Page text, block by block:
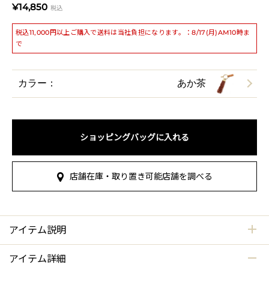
¥14,850 税込
税込11,000円以上ご購入で送料は当社負担になります。：8/17(月)AM10時ま
で
カラー： あか茶
ショッピングバッグに入れる
店舗在庫・取り置き可能店舗を調べる
アイテム説明
アイテム詳細